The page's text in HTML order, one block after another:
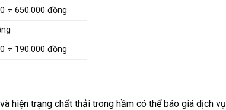
÷ 650.000 đồng
÷ 190.000 đồng
hiện trạng chất thải trong hầm có thể báo giá dịch vụ